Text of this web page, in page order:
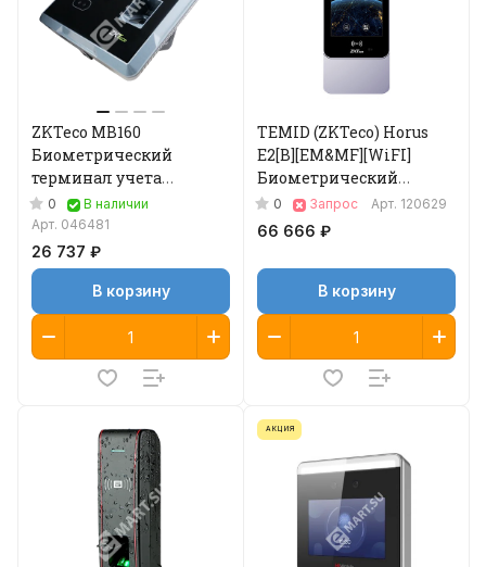
ZKTeco MB160
Биометрический
терминал учета
рабочего времени
0
В наличии
Арт. 046481
26 737 ₽
В корзину
TEMID (ZKTeco) Horus
E2[B][EM&MF][WiFI]
Биометрический
терминал
0 Запрос Арт. 120629
66 666 ₽
В корзину
АКЦИЯ